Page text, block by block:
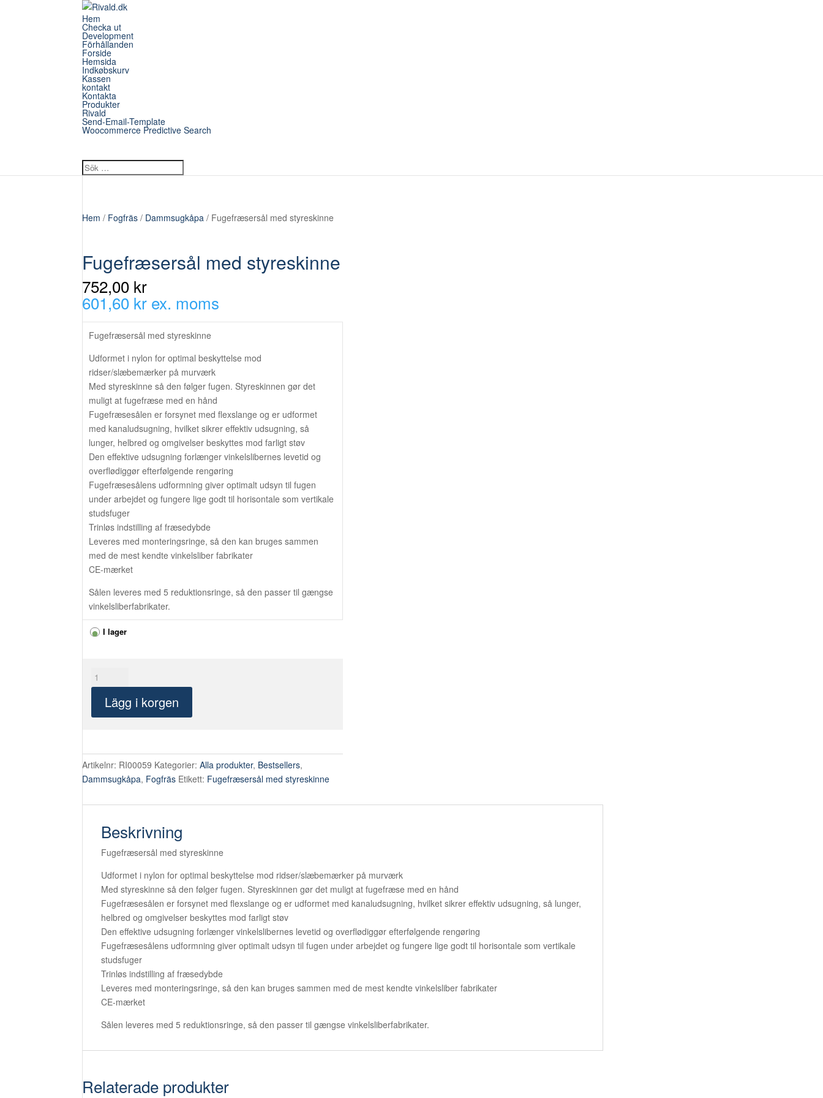
Hem
Checka ut
Development
Förhållanden
Forside
Hemsida
Indkøbskurv
Kassen
kontakt
Kontakta
Produkter
Rivald
Send-Email-Template
Woocommerce Predictive Search
Hem / Fogfräs / Dammsugkåpa / Fugefræsersål med styreskinne
Fugefræsersål med styreskinne
752,00 kr
601,60 kr ex. moms
Fugefræsersål med styreskinne
Udformet i nylon for optimal beskyttelse mod
ridser/slæbemærker på murværk
Med styreskinne så den følger fugen. Styreskinnen gør det
muligt at fugefræse med en hånd
Fugefræsesålen er forsynet med flexslange og er udformet
med kanaludsugning, hvilket sikrer effektiv udsugning, så
lunger, helbred og omgivelser beskyttes mod farligt støv
Den effektive udsugning forlænger vinkelslibernes levetid og
overflødiggør efterfølgende rengøring
Fugefræsesålens udformning giver optimalt udsyn til fugen
under arbejdet og fungere lige godt til horisontale som vertikale
studsfuger
Trinløs indstilling af fræsedybde
Leveres med monteringsringe, så den kan bruges sammen
med de mest kendte vinkelsliber fabrikater
CE-mærket
Sålen leveres med 5 reduktionsringe, så den passer til gængse
vinkelsliberfabrikater.
I lager
Fugefræsersål
med
styreskinne
mängd
Lägg i korgen
Artikelnr: RI00059 Kategorier:Alla produkter, Bestsellers,
Dammsugkåpa, Fogfräs Etikett: Fugefræsersål med styreskinne
Beskrivning
Fugefræsersål med styreskinne
Udformet i nylon for optimal beskyttelse mod ridser/slæbemærker på murværk
Med styreskinne så den følger fugen. Styreskinnen gør det muligt at fugefræse med en hånd
Fugefræsesålen er forsynet med flexslange og er udformet med kanaludsugning, hvilket sikrer effektiv udsugning, så lunger,
helbred og omgivelser beskyttes mod farligt støv
Den effektive udsugning forlænger vinkelslibernes levetid og overflødiggør efterfølgende rengøring
Fugefræsesålens udformning giver optimalt udsyn til fugen under arbejdet og fungere lige godt til horisontale som vertikale
studsfuger
Trinløs indstilling af fræsedybde
Leveres med monteringsringe, så den kan bruges sammen med de mest kendte vinkelsliber fabrikater
CE-mærket
Sålen leveres med 5 reduktionsringe, så den passer til gængse vinkelsliberfabrikater.
Relaterade produkter